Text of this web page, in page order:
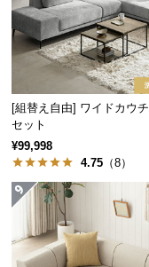
証
つ
て
員
約
つ
い
[組替え自由] ワイドカウ
セット
¥99,998
4.75 （8）